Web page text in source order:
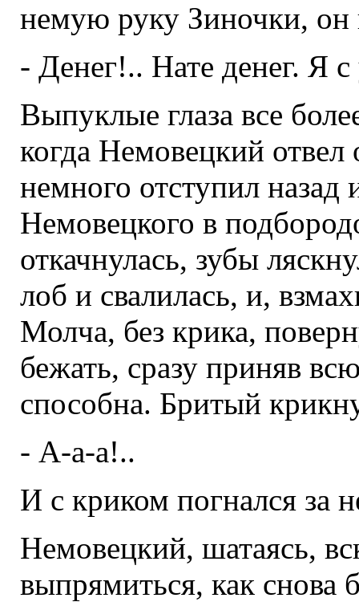
немую руку Зиночки, он
- Денег!.. Нате денег. Я с
Выпуклые глаза все
когда Немовецкий отвел
немного отступил назад
Немовецкого в
откачнулась, зубы
лоб и свалилась, и,
Молча, без крика,
бежать, сразу приняв
способна. Бритый
- А-а-а!..
И с криком погнался за
Немовецкий, шатаясь,
выпрямиться, как снова